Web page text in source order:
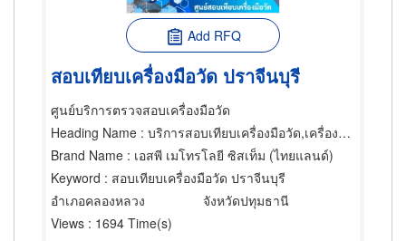
Add RFQ
สอบเทียบเครื่องมือวัด ปราจีนบุรี
ศูนย์บริการตรวจสอบเครื่องมือวัด
Heading Name : บริการสอบเทียบเครื่องมือวัด,เครื่องมือและเครื่องวัดไฟฟ้า,เครื่องมือและเครื่องวัดอิเล็กทรอนิกส์
Brand Name : เอสพี เมโทรโลยี ซิสเท็ม (ไทยแลนด์)
Keyword : สอบเทียบเครื่องมือวัด ปราจีนบุรี
อำเภอคลองหลวง
จังหวัดปทุมธานี
Views : 1694 Time(s)